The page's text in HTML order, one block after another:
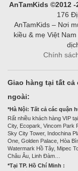
AnTamKids ©2012 -
176
AnTamKids – Nơi
kiều & mẹ Việt
Chính
Giao hàng tại tất
ngoài:
*Hà Nội: Tất cả các quận
Rất nhiều khách hàng VIP
City, Ecopark, Vincom Park
Sky City Tower, Indochina
One, Golden Palace, Hòa
Watermark Hồ Tây, Mipec
Châu Âu, Linh Đàm…
*Tại TP. Hồ Chí Minh :